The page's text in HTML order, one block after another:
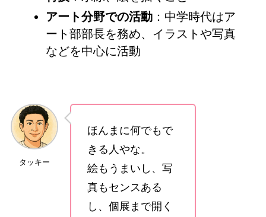
アート分野での活動 ：中学時代はア
ート部部長を務め、イラストや写真
などを中心に活動
タッキー
ほんまに何でもで
きる人やな。
絵もうまいし、写
真もセンスある
し、個展まで開く